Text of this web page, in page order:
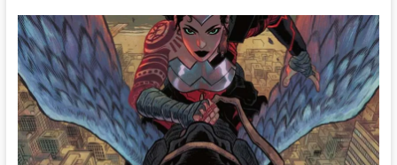
nuevo
crossover
entre
Marvel
y
DC